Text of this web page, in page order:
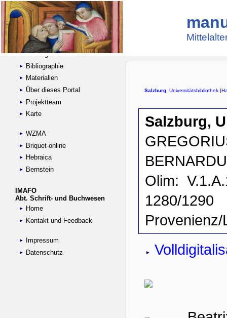
Suche
Handschriftensammlungen
Digitalisierte Handschriften
Kataloge
Bibliographie
Materialien
Über dieses Portal
Projektteam
Karte
WZMA
Briquet-online
Hebraica
Bernstein
IMAFO
Abt. Schrift- und Buchwesen
Home
Kontakt und Feedback
Impressum
Datenschutz